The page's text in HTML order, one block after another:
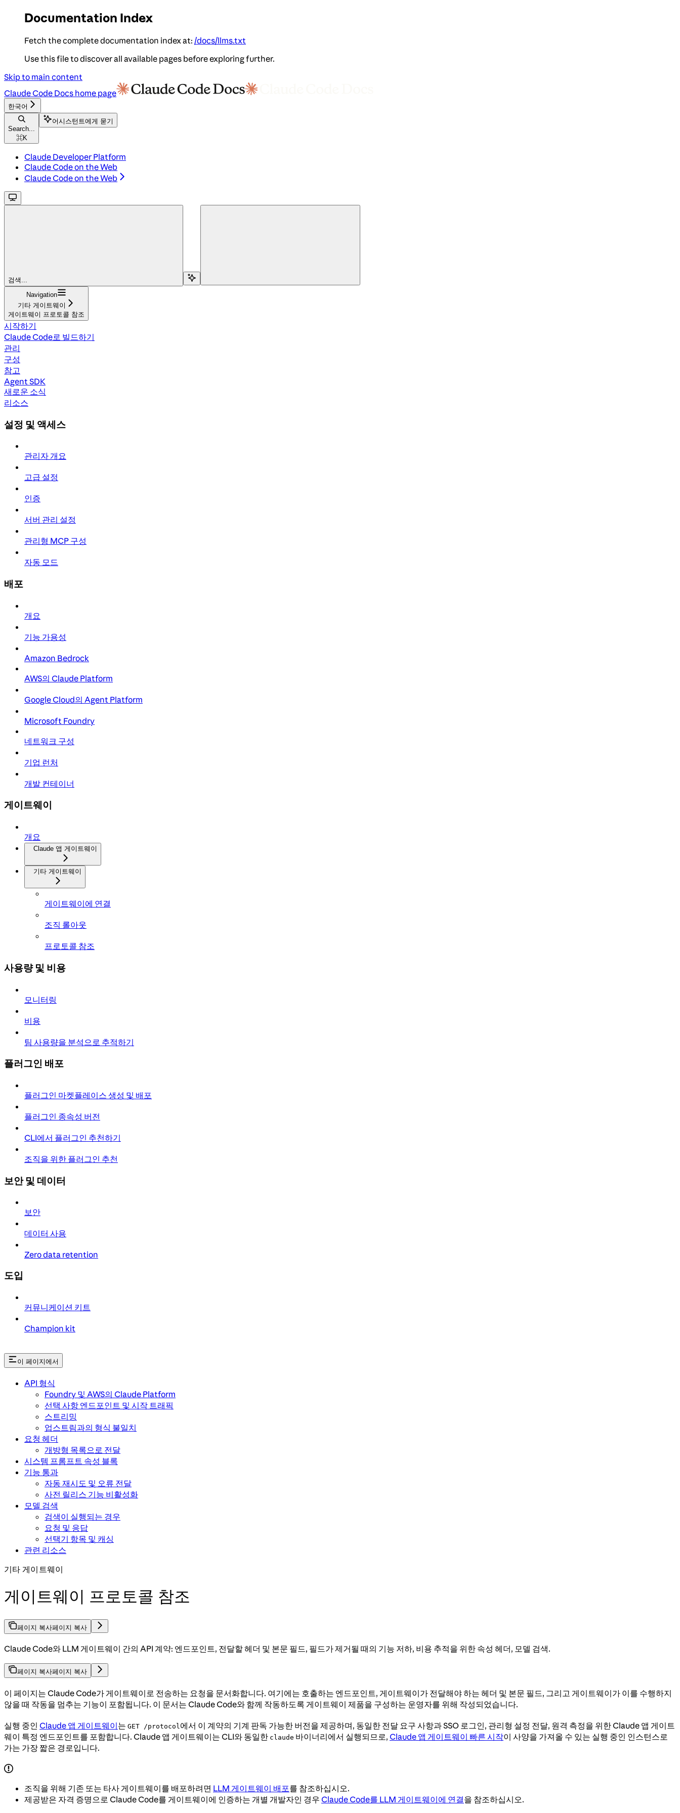
Documentation Index
Fetch the complete documentation index at: /docs/llms.txt
Use this file to discover all available pages before exploring further.
Skip to main content
Claude Code Docs home page
한국어
Search...
⌘K
어시스턴트에게 묻기
Claude Developer Platform
Claude Code on the Web
Claude Code on the Web
검색...
Navigation
기타 게이트웨이
게이트웨이 프로토콜 참조
시작하기
Claude Code로 빌드하기
관리
구성
참고
Agent SDK
새로운 소식
리소스
설정 및 액세스
관리자 개요
고급 설정
인증
서버 관리 설정
관리형 MCP 구성
자동 모드
배포
개요
기능 가용성
Amazon Bedrock
AWS의 Claude Platform
Google Cloud의 Agent Platform
Microsoft Foundry
네트워크 구성
기업 런처
개발 컨테이너
게이트웨이
개요
Claude 앱 게이트웨이
기타 게이트웨이
게이트웨이에 연결
조직 롤아웃
프로토콜 참조
사용량 및 비용
모니터링
비용
팀 사용량을 분석으로 추적하기
플러그인 배포
플러그인 마켓플레이스 생성 및 배포
플러그인 종속성 버전
CLI에서 플러그인 추천하기
조직을 위한 플러그인 추천
보안 및 데이터
보안
데이터 사용
Zero data retention
도입
커뮤니케이션 키트
Champion kit
이 페이지에서
API 형식
Foundry 및 AWS의 Claude Platform
선택 사항 엔드포인트 및 시작 트래픽
스트리밍
업스트림과의 형식 불일치
요청 헤더
개방형 목록으로 전달
시스템 프롬프트 속성 블록
기능 통과
자동 재시도 및 오류 전달
사전 릴리스 기능 비활성화
모델 검색
검색이 실행되는 경우
요청 및 응답
선택기 항목 및 캐싱
관련 리소스
기타 게이트웨이
게이트웨이 프로토콜 참조
페이지 복사페이지 복사
Claude Code와 LLM 게이트웨이 간의 API 계약: 엔드포인트, 전달할 헤더 및 본문 필드, 필드가 제거될 때의 기능 저하, 비용 추적을 위한 속성 헤더, 모델 검색.
페이지 복사페이지 복사
이 페이지는 Claude Code가 게이트웨이로 전송하는 요청을 문서화합니다. 여기에는 호출하는 엔드포인트, 게이트웨이가 전달해야 하는 헤더 및 본문 필드, 그리고 게이트웨이가 이를 수행하지
않을 때 작동을 멈추는 기능이 포함됩니다. 이 문서는 Claude Code와 함께 작동하도록 게이트웨이 제품을 구성하는 운영자를 위해 작성되었습니다.
실행 중인 Claude 앱 게이트웨이는 GET /protocol 에서 이 계약의 기계 판독 가능한 버전을 제공하며, 동일한 전달 요구 사항과 SSO 로그인, 관리형 설정 전달, 원격 측정을 위한 Claude 앱 게이트
웨이 특정 엔드포인트를 포함합니다. Claude 앱 게이트웨이는 CLI와 동일한 claude 바이너리에서 실행되므로, Claude 앱 게이트웨이 빠른 시작이 사양을 가져올 수 있는 실행 중인 인스턴스로
가는 가장 짧은 경로입니다.
조직을 위해 기존 또는 타사 게이트웨이를 배포하려면 LLM 게이트웨이 배포를 참조하십시오.
제공받은 자격 증명으로 Claude Code를 게이트웨이에 인증하는 개별 개발자인 경우 Claude Code를 LLM 게이트웨이에 연결을 참조하십시오.